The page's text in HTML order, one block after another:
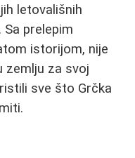
letovališnih
prelepim
istorijom, nije
zemlju za svoj
sve što Grčka